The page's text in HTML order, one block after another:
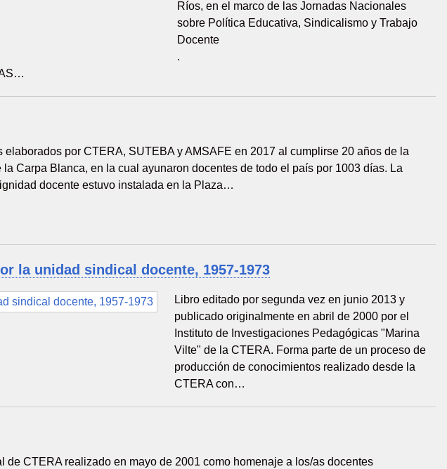
Ríos, en el marco de las Jornadas Nacionales
sobre Política Educativa, Sindicalismo y Trabajo
Docente
.
elaborados por CTERA, SUTEBA y AMSAFE en 2017 al cumplirse 20 años de la
la Carpa Blanca, en la cual ayunaron docentes de todo el país por 1003 días. La
docente estuvo instalada en la Plaza…
la unidad sindical docente, 1957-1973
Libro editado por segunda vez en junio 2013 y
publicado originalmente en abril de 2000 por el
Instituto de Investigaciones Pedagógicas "Marina
Vilte" de la CTERA. Forma parte de un proceso de
producción de conocimientos realizado desde la
CTERA con…
de CTERA realizado en mayo de 2001 como homenaje a los/as docentes